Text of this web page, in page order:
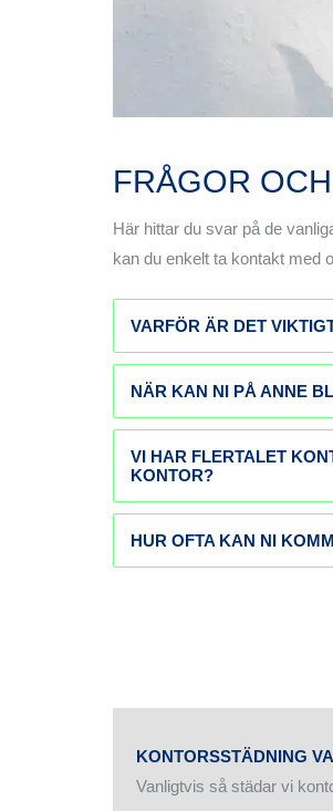
FRÅGOR
Här hittar du svar på de
kan du enkelt ta kontakt med
VARFÖR ÄR DET
NÄR KAN NI PÅ ANNE
VI HAR FLERTALET
KONTOR?
HUR OFTA KAN NI
KONTORSSTÄDNING
Vanligtvis så städar vi